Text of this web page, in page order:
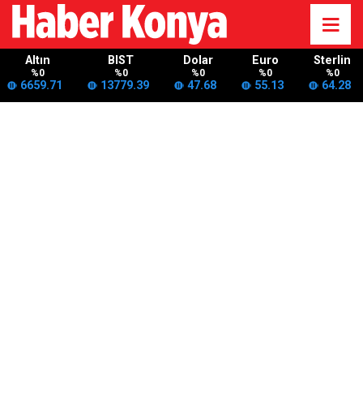
Altın
%0
6659.71
BIST
%0
13779.39
Dolar
%0
47.68
Euro
%0
55.13
Sterlin
%0
64.28